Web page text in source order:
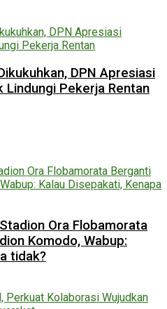
DPN Apresiasi
Lindungi Pekerja Rentan
Ora Flobamorata
Komodo, Wabup:
tidak?